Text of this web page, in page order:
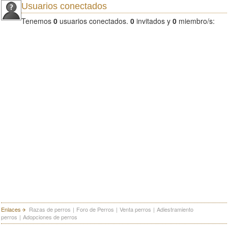
Usuarios conectados
Tenemos 0 usuarios conectados. 0 invitados y 0 miembro/s:
Enlaces Razas de perros | Foro de Perros | Venta perros | Adiestramiento
perros | Adopciones de perros